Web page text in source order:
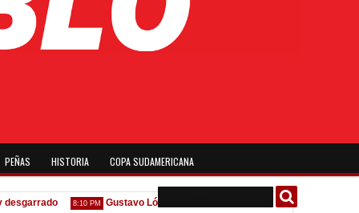
PEÑAS HISTORIA COPA SUDAMERICANA
8:10 PM Gustavo López: "La diferencia entre Vélez e Independiente